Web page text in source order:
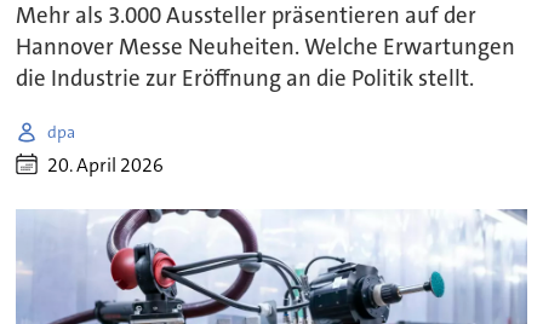
Mehr als 3.000 Aussteller präsentieren auf der
Hannover Messe Neuheiten. Welche Erwartungen
die Industrie zur Eröffnung an die Politik stellt.
dpa
20. April 2026